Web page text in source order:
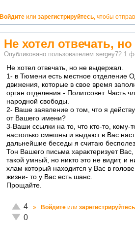
Войдите или зарегистрируйтесь, чтобы
Не хотел отвечать, но
Опубликовано пользователем sergey72 1
Не хотел отвечать, но не выдержал.
1- в Тюмени есть местное отделение
движения, которые в свое время
орган отделения - Политсовет. Часть
народной свободы.
2- Ваше заявление о том, что я
от Вашего имени?
3-Ваши ссылки на то, что кто-то, кому-
настолько смешны и выдают в Вас
дальнейшие беседы я считаю
Тон Вашего письма характеризует Вас,
такой умный, но никто это не видит, и
хлам который находится у Вас в
жизни- то у Вас есть шанс.
Прощайте.
Отлично!
4
Неадекватно!
0
» Войдите или зарегистрируйтесь